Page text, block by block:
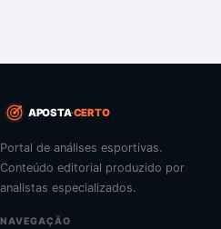
APOSTACERTO
Portal de análises esportivas.
Conteúdo editorial produzido por
analistas especializados.
NAVEGAÇÃO